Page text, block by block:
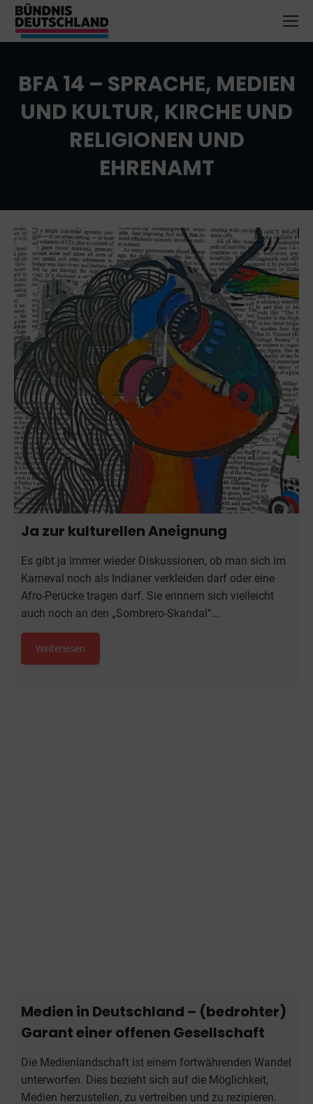
BFA 14 – SPRACHE, MEDIEN
UND KULTUR, KIRCHE UND
RELIGIONEN UND
EHRENAMT
Ja zur kulturellen Aneignung
Es gibt ja immer wieder Diskussionen, ob man sich im
Karneval noch als Indianer verkleiden darf oder eine
Afro-Perücke tragen darf. Sie erinnern sich vielleicht
auch noch an den „Sombrero-Skandal“…
Weiterlesen
Medien in Deutschland – (bedrohter)
Garant einer offenen Gesellschaft
Die Medienlandschaft ist einem fortwährenden Wandel
unterworfen. Dies bezieht sich auf die Möglichkeit,
Medien herzustellen, zu vertreiben und zu rezipieren.